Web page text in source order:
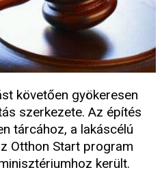
követően gyökeresen
szerkezete. Az építés
tárcához, a lakáscélú
Otthon Start program
került.